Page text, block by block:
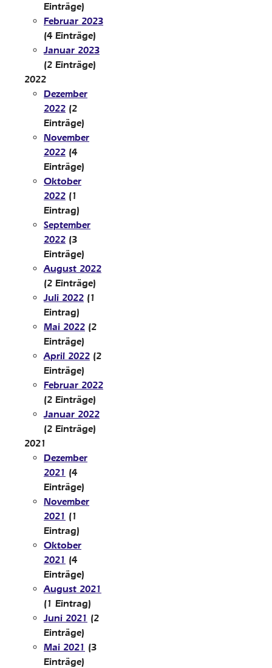
Einträge)
Februar 2023
(4 Einträge)
Januar 2023
(2 Einträge)
2022
Dezember
2022 (2
Einträge)
November
2022 (4
Einträge)
Oktober
2022 (1
Eintrag)
September
2022 (3
Einträge)
August 2022
(2 Einträge)
Juli 2022 (1
Eintrag)
Mai 2022 (2
Einträge)
April 2022 (2
Einträge)
Februar 2022
(2 Einträge)
Januar 2022
(2 Einträge)
2021
Dezember
2021 (4
Einträge)
November
2021 (1
Eintrag)
Oktober
2021 (4
Einträge)
August 2021
(1 Eintrag)
Juni 2021 (2
Einträge)
Mai 2021 (3
Einträge)